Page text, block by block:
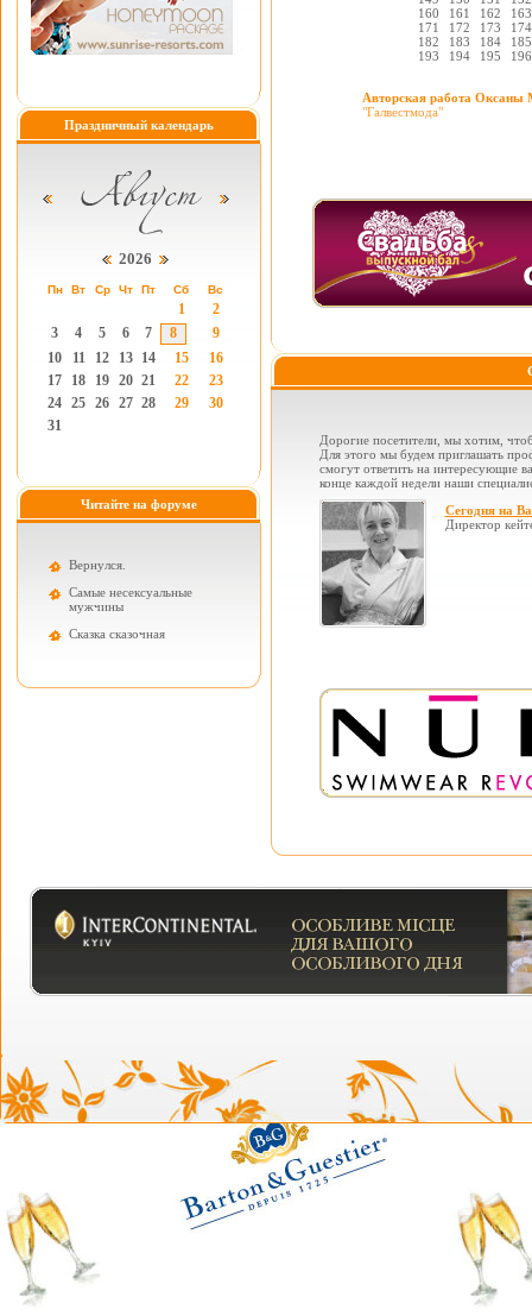
Праздничный календарь
2026
Пн Вт Ср Чт Пт Сб Вс
1
2
3
4 5 6 7 8
9
10
11 12 13 14 15
16
17
18 19 20 21 22
23
24 25 26 27 28 29
30
31
Читайте на форуме
Вернулся.
Самые несексуальные
мужчины
Cказка сказочная
160
161 162
163
171
172 173
174
182
183 184
185
193
194 195 196
Авторская работа Оксаны
"Галвестмода"
Дорогие посетители, мы хотим,
Для этого мы будем приглашать
смогут ответить на интересующие
конце каждой недели наши
Сегодня на
Директор